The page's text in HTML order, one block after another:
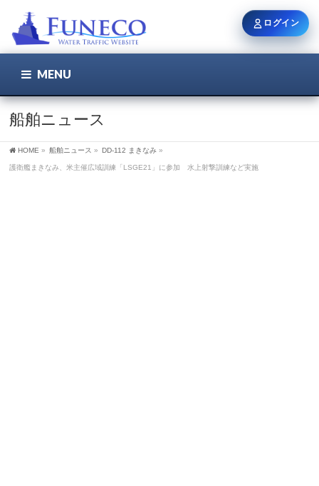
MENU
船舶ニュース
HOME » 船舶ニュース » DD-112 まきなみ »
護衛艦まきなみ、米主催広域訓練「LSGE21」に参加 水上射撃訓練など実施
ログイン
ユーザー名 / メール